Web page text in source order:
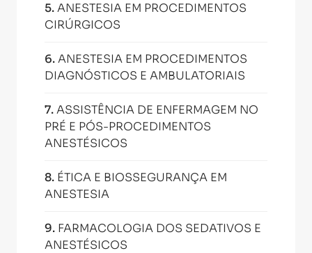
5.ANESTESIA EM PROCEDIMENTOS
CIRÚRGICOS
6.ANESTESIA EM PROCEDIMENTOS
DIAGNÓSTICOS E AMBULATORIAIS
7.ASSISTÊNCIA DE ENFERMAGEM NO
PRÉ E PÓS-PROCEDIMENTOS
ANESTÉSICOS
8. ÉTICA E BIOSSEGURANÇA EM
ANESTESIA
9. FARMACOLOGIA DOS SEDATIVOS E
ANESTÉSICOS